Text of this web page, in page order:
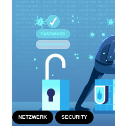
NETZWERK SECURITY